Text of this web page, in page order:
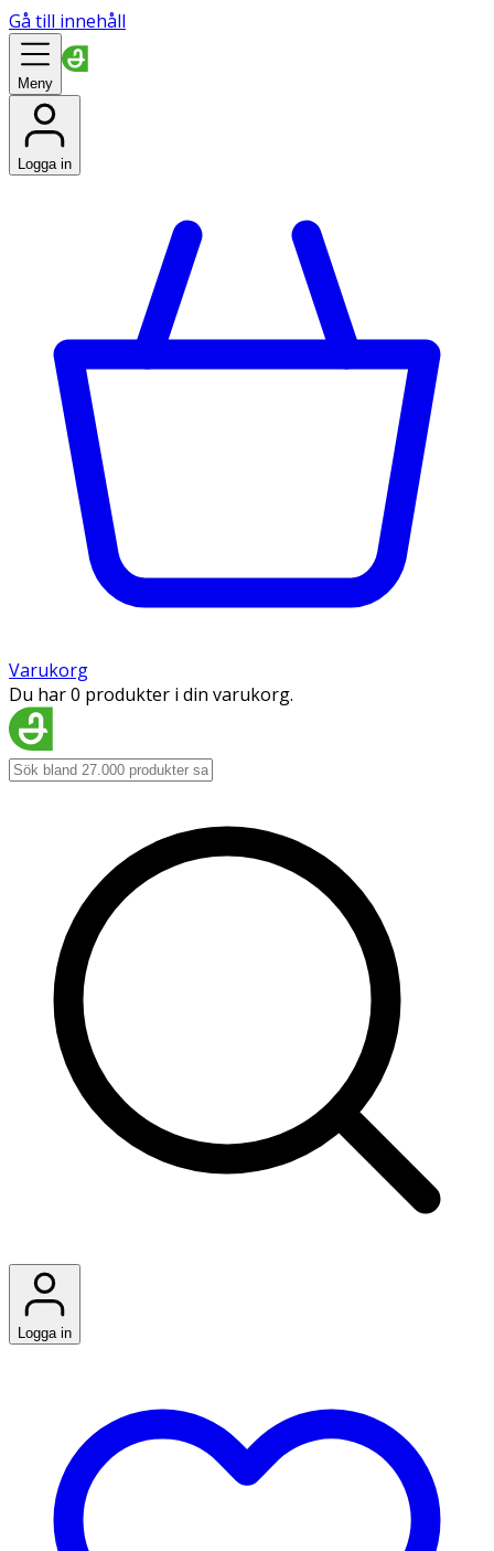
Gå till innehåll
Meny
Logga in
Varukorg
Du har 0 produkter i din varukorg.
Logga in